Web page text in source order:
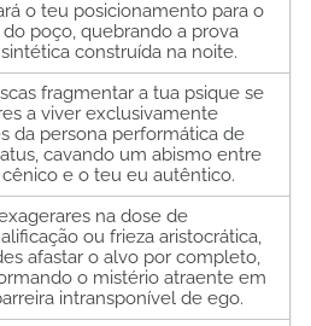
o teu posicionamento para o
poço, quebrando a prova
construída na noite.
fragmentar a tua psique se
a viver exclusivamente
da persona performática de
cavando um abismo entre
e o teu eu autêntico.
na dose de
ou frieza aristocrática,
afastar o alvo por completo,
o mistério atraente em
intransponível de ego.